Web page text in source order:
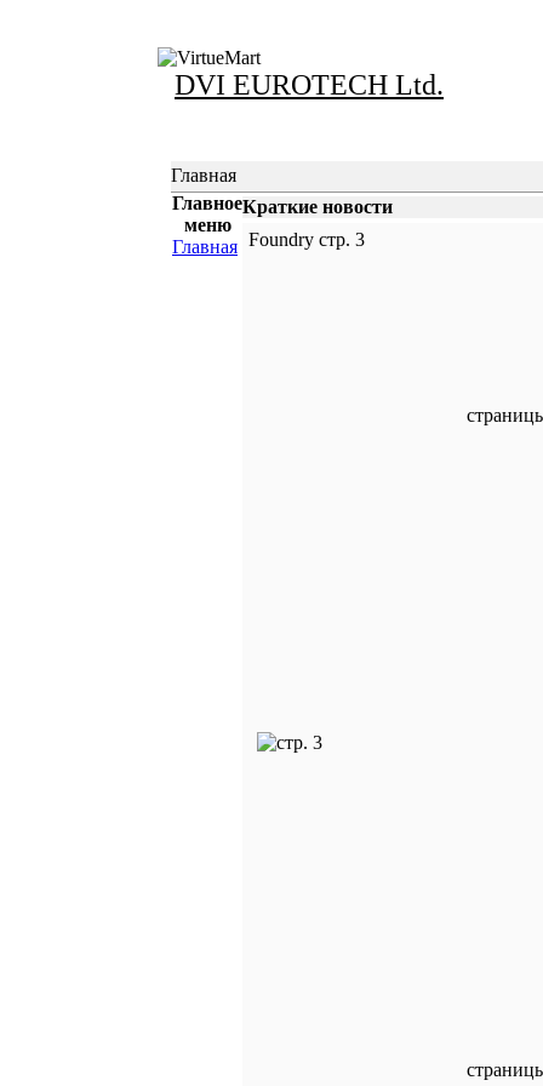
DVI EUROTECH Ltd.
Главная
Главное
меню
Главная
Краткие новости
Foundry стр. 3